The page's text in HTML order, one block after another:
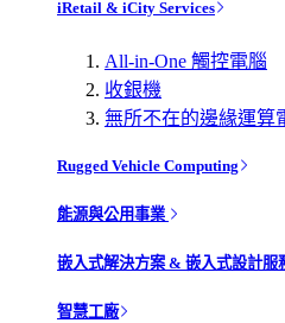
iRetail & iCity Services
All-in-One 觸控電腦
收銀機
無所不在的邊緣運算
Rugged Vehicle Computing
能源與公用事業
嵌入式解決方案 & 嵌入式設計服
智慧工廠